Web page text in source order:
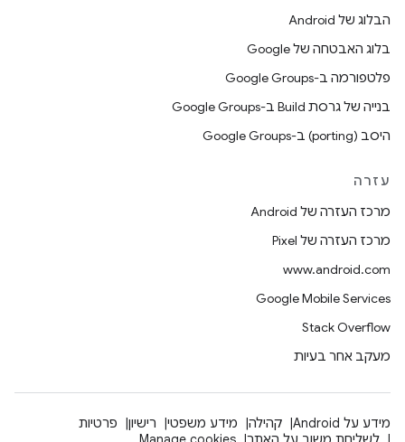
הבלוג של Android
בלוג האבטחה של Google
פלטפורמה ב-Google Groups
בנייה של גרסת Build ב-Google Groups
היסב (porting) ב-Google Groups
עזרה
מרכז העזרה של Android
מרכז העזרה של Pixel
www.android.com
Google Mobile Services
Stack Overflow
מעקב אחר בעיות
מידע על Android קהילה מידע משפטי רישיון
פרטיות